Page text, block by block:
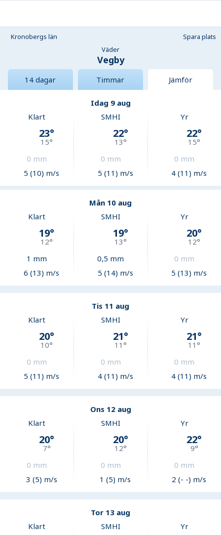
Kronobergs län
Spara plats
Väder
Vegby
14 dagar Timmar Jämför
Idag 9 aug
Klart
23°
15°
0 mm
5 (10) m/s
SMHI
22°
13°
0 mm
5 (11) m/s
Yr
22°
15°
0 mm
4 (11) m/s
Mån 10 aug
Klart
19°
12°
1 mm
6 (13) m/s
SMHI
19°
13°
0,5 mm
5 (14) m/s
Yr
20°
12°
0 mm
5 (13) m/s
Tis 11 aug
Klart
20°
10°
0 mm
5 (11) m/s
SMHI
21°
11 °
0 mm
4 (11) m/s
Yr
21°
11°
0 mm
4 (11) m/s
Ons 12 aug
Klart
20°
7°
0 mm
3 (5) m/s
SMHI
20°
12°
0 mm
1 (5) m/s
Yr
22°
9°
0 mm
2 (- -) m/s
Tor 13 aug
Klart
SMHI Yr